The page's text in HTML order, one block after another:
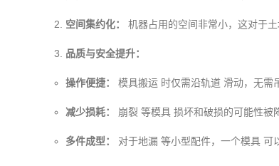
空间集约化： 机器占用的空间非常小，这对于
品质与安全提升：
操作便捷： 模具搬运 时仅需沿轨道 滑动，无需
减少损耗： 崩裂 等模具 损坏和破损的可能性被
多件成型： 对于地漏 等小型配件，一个模具 可